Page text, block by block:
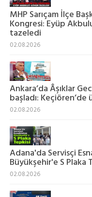
MHP Sarıçam İlçe
Kongresi: Eyüp
tazeledi
02.08.2026
Ankara’da Âşıklar
başladı:
02.08.2026
Adana'da Servisçi
Büyükşehir'e S Plaka
02.08.2026